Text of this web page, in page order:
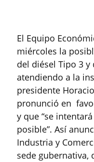
El Equipo
miércoles la
del diésel Tipo 3 y
atendiendo a la
presidente
pronunció en
y que “se
posible”. Así
Industria y
sede gubernativa,